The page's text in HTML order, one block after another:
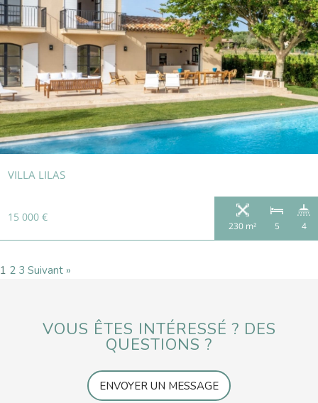
VILLA LILAS
15 000 €
230 m² 5 4
1 2 3 Suivant »
VOUS ÊTES INTÉRESSÉ ? DES
QUESTIONS ?
ENVOYER UN MESSAGE